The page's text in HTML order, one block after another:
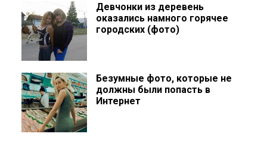
Девчонки из деревень
оказались намного горячее
городских (фото)
Безумные фото, которые не
должны были попасть в
Интернет